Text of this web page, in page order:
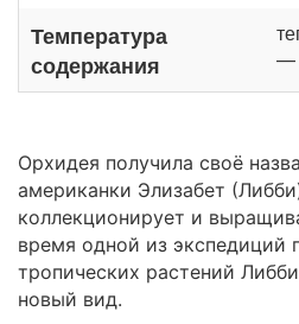
Температура
содержания
—
Орхидея получила своё
американки Элизабет
коллекционирует и
время одной из экспедиций
тропических растений
новый вид.